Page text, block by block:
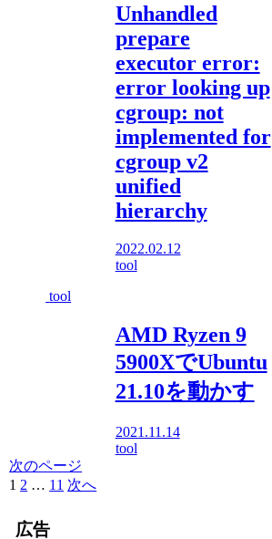
Unhandled
prepare
executor error:
error looking up
cgroup: not
implemented for
cgroup v2
unified
hierarchy
2022.02.12
tool
tool
AMD Ryzen 9
5900XでUbuntu
21.10を動かす
2021.11.14
tool
次のページ
1 2 … 11 次へ
広告